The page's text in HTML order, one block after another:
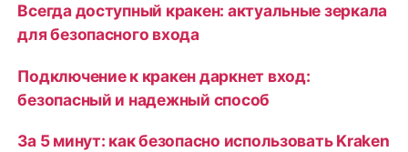
Всегда доступный кракен: актуальные зеркала
для безопасного входа
Подключение к кракен даркнет вход:
безопасный и надежный способ
За 5 минут: как безопасно использовать Kraken